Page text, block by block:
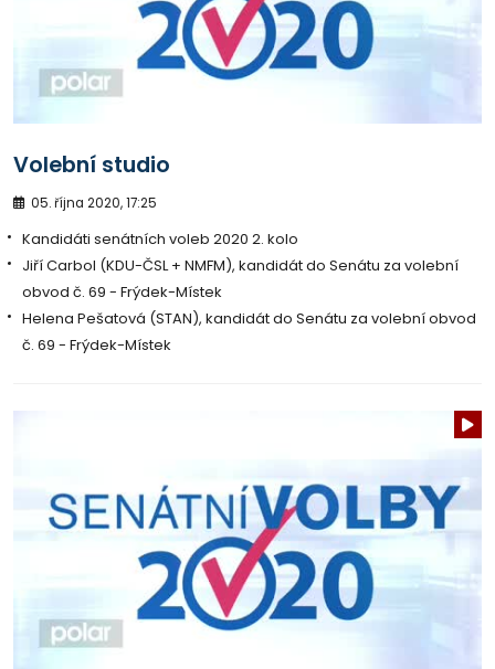
Volební studio
05. října 2020, 17:25
Kandidáti senátních voleb 2020 2. kolo
Jiří Carbol (KDU-ČSL + NMFM), kandidát do Senátu za volební
obvod č. 69 - Frýdek-Místek
Helena Pešatová (STAN), kandidát do Senátu za volební obvod
č. 69 - Frýdek-Místek